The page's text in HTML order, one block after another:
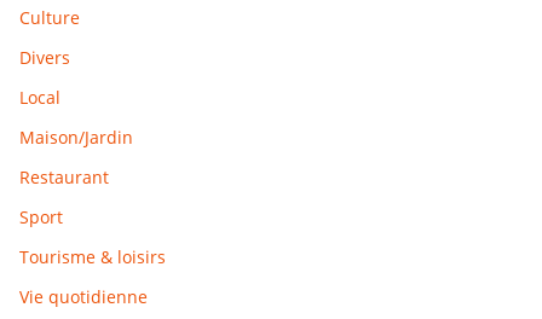
Culture
Divers
Local
Maison/Jardin
Restaurant
Sport
Tourisme & loisirs
Vie quotidienne